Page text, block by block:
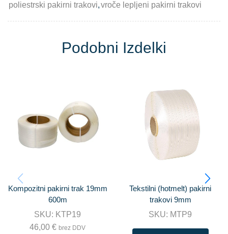
poliestrski pakirni trakovi,vroče lepljeni pakirni trakovi
Podobni Izdelki
Kompozitni pakirni trak 19mm
600m
SKU: KTP19
46,00€ brez DDV
Tekstilni (hotmelt) pakirni
trakovi 9mm
SKU: MTP9